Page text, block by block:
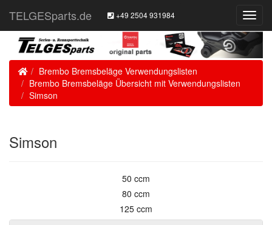
TELGESparts.de +49 2504 931984
HomeBrembo Bremsbeläge Verwendungslisten
Brembo Bremsbeläge Übersicht mit Verwendungslisten
Simson
Simson
50 ccm
80 ccm
125 ccm